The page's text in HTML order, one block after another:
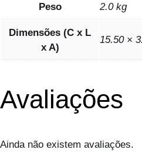
Peso 2.0 kg
Dimensões (C x L
x A)
15.50 ×
Avaliações
Ainda não existem avaliações.